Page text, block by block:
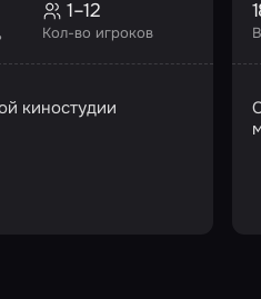
Кол-во игроков
1–12
киностудии